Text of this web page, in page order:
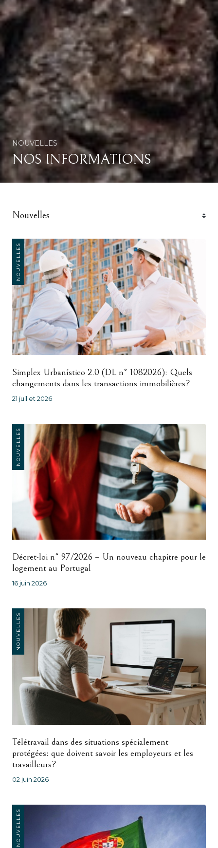
NOUVELLES
NOS INFORMATIONS
NOUVELLES
Simplex Urbanístico 2.0 (DL n° 1082026): Quels
changements dans les transactions immobilières?
21 juillet 2026
NOUVELLES
Décret-loi n° 97/2026 – Un nouveau chapitre pour le
logement au Portugal
16 juin 2026
NOUVELLES
Télétravail dans des situations spécialement
protégées: que doivent savoir les employeurs et les
travailleurs?
02 juin 2026
NOUVELLES